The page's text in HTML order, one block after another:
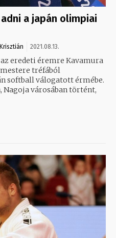
a japán olimpiai
2021.08.13.
éremre Kavamura
tréfából
softball válogatott érmébe.
Nagoja városában történt,